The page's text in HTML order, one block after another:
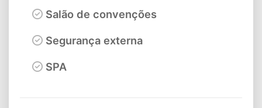
Salão de convenções
Segurança externa
SPA